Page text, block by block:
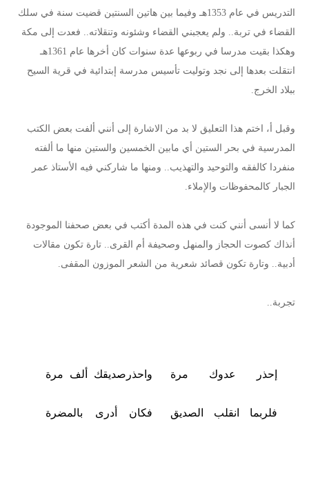
التدريس في عام 1353هـ وفيما بين هاتين السنتين قضيت سنة في سلك
القضاء في تربة.. ولم يعجبني القضاء وشئونه وتنقلاته.. فعدت إلى مكة
وهكذا بقيت مدرسا في ربوعها عدة سنوات كان أخرها عام 1361هـ
انتقلت بعدها إلى نجد وتوليت تأسيس مدرسة إبتدائية في قرية السيح
ببلاد الخرج.
وقبل أ، اختم هذا التعليق لا بد من الاشارة إلى أنني ألفت بعض الكتب
المدرسية في بحر الستين أي مابين الخمسين والستين منها ما ألفته
منفردا كالفقه والتوحيد والتهذيب.. ومنها ما شاركني فيه الأستاذ عمر
الجبار كالمحفوظات والإملاء.
كما لا أنسى أنني كنت في هذه المدة أكتب في بعض صحفنا الموجودة
أنذاك كصوت الحجاز والمنهل وصحيفة أم القرى.. تارة تكون مقالات
أدبية.. وتارة تكون قصائد شعرية من الشعر الموزون المقفى.
تجربة..
إحذر عدوك مرة واحذرصديقك ألف مرة
فلربما انقلب الصديق فكان أدرى بالمضرة